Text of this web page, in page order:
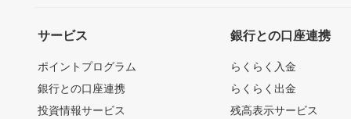
サービス
ポイントプログラム
銀行との口座連携
投資情報サービス
銀行との口座連携
らくらく入金
らくらく出金
残高表示サービス